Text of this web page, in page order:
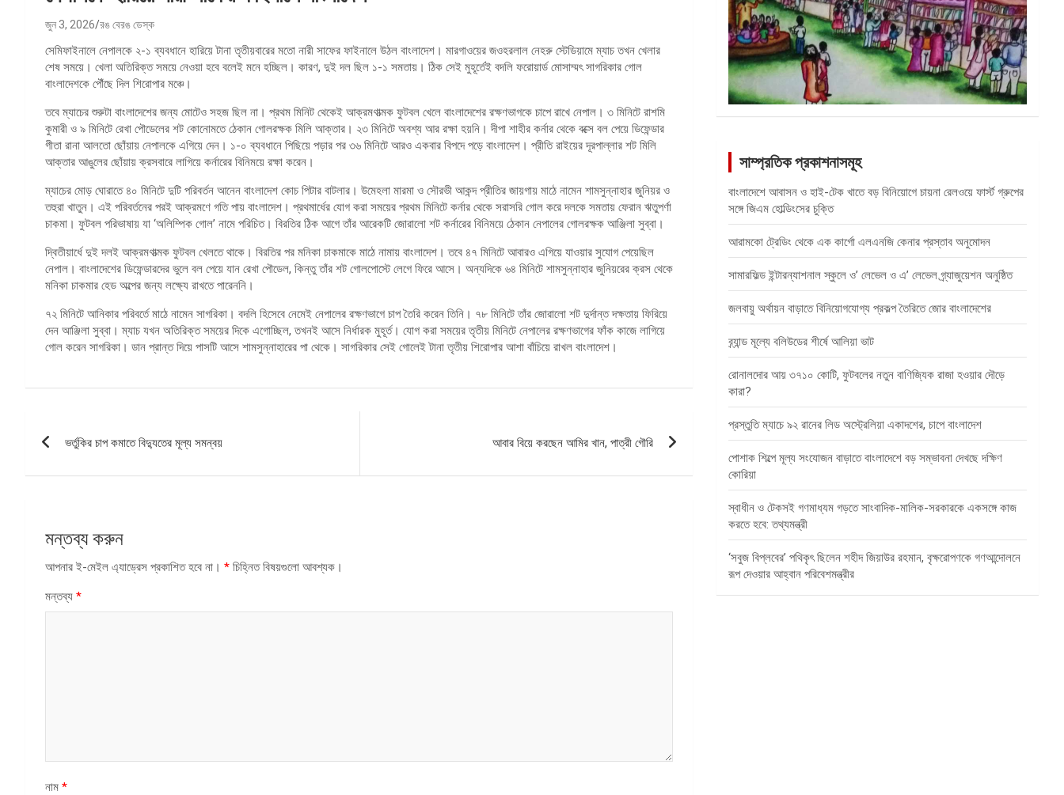
জুন 3, 2026 রঙ বেরঙ ডেস্ক
সেমিফাইনালে নেপালকে ২-১ ব্যবধানে হারিয়ে টানা তৃতীয়বারের মতো নারী সাফের ফাইনালে উঠল বাংলাদেশ। মারগাওয়ের জওহরলাল নেহরু স্টেডিয়ামে ম্যাচ তখন খেলার
শেষ সময়ে। খেলা অতিরিক্ত সময়ে নেওয়া হবে বলেই মনে হচ্ছিল। কারণ, দুই দল ছিল ১-১ সমতায়। ঠিক সেই মুহূর্তেই বদলি ফরোয়ার্ড মোসাম্মৎ সাগরিকার গোল
বাংলাদেশকে পৌঁছে দিল শিরোপার মঞ্চে।
তবে ম্যাচের শুরুটা বাংলাদেশের জন্য মোটেও সহজ ছিল না। প্রথম মিনিট থেকেই আক্রমণাত্মক ফুটবল খেলে বাংলাদেশের রক্ষণভাগকে চাপে রাখে নেপাল। ৩ মিনিটে রাশমি
কুমারী ও ৯ মিনিটে রেখা পৌডেলের শট কোনোমতে ঠেকান গোলরক্ষক মিলি আক্তার। ২৩ মিনিটে অবশ্য আর রক্ষা হয়নি। দীপা শাহীর কর্নার থেকে বক্সে বল পেয়ে ডিফেন্ডার
গীতা রানা আলতো ছোঁয়ায় নেপালকে এগিয়ে দেন। ১-০ ব্যবধানে পিছিয়ে পড়ার পর ৩৬ মিনিটে আরও একবার বিপদে পড়ে বাংলাদেশ। প্রীতি রাইয়ের দূরপাল্লার শট মিলি
আক্তার আঙুলের ছোঁয়ায় ক্রসবারে লাগিয়ে কর্নারের বিনিময়ে রক্ষা করেন।
ম্যাচের মোড় ঘোরাতে ৪০ মিনিটে দুটি পরিবর্তন আনেন বাংলাদেশ কোচ পিটার বাটলার। উমেহলা মারমা ও সৌরভী আকন্দ প্রীতির জায়গায় মাঠে নামেন শামসুন্নাহার জুনিয়র ও
তহুরা খাতুন। এই পরিবর্তনের পরই আক্রমণে গতি পায় বাংলাদেশ। প্রথমার্ধের যোগ করা সময়ের প্রথম মিনিটে কর্নার থেকে সরাসরি গোল করে দলকে সমতায় ফেরান ঋতুপর্ণা
চাকমা। ফুটবল পরিভাষায় যা ‘অলিম্পিক গোল’ নামে পরিচিত। বিরতির ঠিক আগে তাঁর আরেকটি জোরালো শট কর্নারের বিনিময়ে ঠেকান নেপালের গোলরক্ষক আঞ্জিলা সুব্বা।
দ্বিতীয়ার্ধে দুই দলই আক্রমণাত্মক ফুটবল খেলতে থাকে। বিরতির পর মনিকা চাকমাকে মাঠে নামায় বাংলাদেশ। তবে ৪৭ মিনিটে আবারও এগিয়ে যাওয়ার সুযোগ পেয়েছিল
নেপাল। বাংলাদেশের ডিফেন্ডারদের ভুলে বল পেয়ে যান রেখা পৌডেল, কিন্তু তাঁর শট গোলপোস্টে লেগে ফিরে আসে। অন্যদিকে ৬৪ মিনিটে শামসুন্নাহার জুনিয়রের ক্রস থেকে
মনিকা চাকমার হেড অল্পের জন্য লক্ষ্যে রাখতে পারেননি।
৭২ মিনিটে আনিকার পরিবর্তে মাঠে নামেন সাগরিকা। বদলি হিসেবে নেমেই নেপালের রক্ষণভাগে চাপ তৈরি করেন তিনি। ৭৮ মিনিটে তাঁর জোরালো শট দুর্দান্ত দক্ষতায় ফিরিয়ে
দেন আঞ্জিলা সুব্বা। ম্যাচ যখন অতিরিক্ত সময়ের দিকে এগোচ্ছিল, তখনই আসে নির্ধারক মুহূর্ত। যোগ করা সময়ের তৃতীয় মিনিটে নেপালের রক্ষণভাগের ফাঁক কাজে লাগিয়ে
গোল করেন সাগরিকা। ডান প্রান্ত দিয়ে পাসটি আসে শামসুন্নাহারের পা থেকে। সাগরিকার সেই গোলেই টানা তৃতীয় শিরোপার আশা বাঁচিয়ে রাখল বাংলাদেশ।
ন্যাভিগেশন
ভর্তুকির চাপ কমাতে বিদ্যুতের মূল্য সমন্বয় আবার বিয়ে করছেন আমির খান, পাত্রী গৌরি
মন্তব্য করুন
আপনার ই-মেইল এ্যাড্রেস প্রকাশিত হবে না। * চিহ্নিত বিষয়গুলো আবশ্যক।
মন্তব্য *
নাম *
সাম্প্রতিক প্রকাশনাসমূহ
বাংলাদেশে আবাসন ও হাই-টেক খাতে বড় বিনিয়োগে চায়না রেলওয়ে ফার্স্ট গ্রুপের
সঙ্গে জিএম হোল্ডিংসের চুক্তি
আরামকো ট্রেডিং থেকে এক কার্গো এলএনজি কেনার প্রস্তাব অনুমোদন
সামারফিল্ড ইন্টারন্যাশনাল স্কুলে ও’ লেভেল ও এ’ লেভেল গ্র্যাজুয়েশন অনুষ্ঠিত
জলবায়ু অর্থায়ন বাড়াতে বিনিয়োগযোগ্য প্রকল্প তৈরিতে জোর বাংলাদেশের
ব্র্যান্ড মূল্যে বলিউডের শীর্ষে আলিয়া ভাট
রোনালদোর আয় ৩৭১০ কোটি, ফুটবলের নতুন বাণিজ্যিক রাজা হওয়ার দৌড়ে
কারা?
প্রস্তুতি ম্যাচে ৯২ রানের লিড অস্ট্রেলিয়া একাদশের, চাপে বাংলাদেশ
পোশাক শিল্পে মূল্য সংযোজন বাড়াতে বাংলাদেশে বড় সম্ভাবনা দেখছে দক্ষিণ
কোরিয়া
স্বাধীন ও টেকসই গণমাধ্যম গড়তে সাংবাদিক-মালিক-সরকারকে একসঙ্গে কাজ
করতে হবে: তথ্যমন্ত্রী
‘সবুজ বিপ্লবের’ পথিকৃৎ ছিলেন শহীদ জিয়াউর রহমান, বৃক্ষরোপণকে গণআন্দোলনে
রূপ দেওয়ার আহ্বান পরিবেশমন্ত্রীর